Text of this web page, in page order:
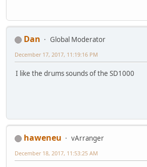
Dan
Global Moderator
December 17, 2017, 11:19:16 PM
I like the drums sounds of the SD1000
haweneu
vArranger
December 18, 2017, 11:53:25 AM